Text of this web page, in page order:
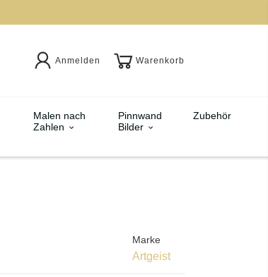
Anmelden Warenkorb
Malen nach
Zahlen
Pinnwand
Bilder
Zubehör
Marke
Artgeist